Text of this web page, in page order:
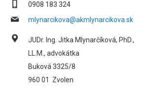
0908 183 324
mlynarcikova@akmlynarcikova.sk
JUDr. Ing. Jitka Mlynarčíková, PhD.,
LL.M., advokátka
Buková 3325/8
960 01
Zvolen